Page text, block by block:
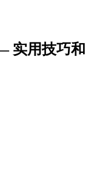
实用技巧和